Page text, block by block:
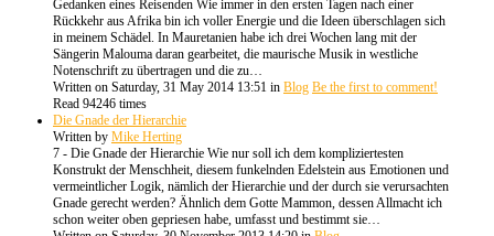
Gedanken eines Reisenden Wie immer in den ersten Tagen nach einer
Rückkehr aus Afrika bin ich voller Energie und die Ideen überschlagen sich
in meinem Schädel. In Mauretanien habe ich drei Wochen lang mit der
Sängerin Malouma daran gearbeitet, die maurische Musik in westliche
Notenschrift zu übertragen und die zu…
Written on Saturday, 31 May 2014 13:51 in Blog Be the first to comment!
Read 94246 times
Die Gnade der Hierarchie
Written by Mike Herting
7 - Die Gnade der Hierarchie Wie nur soll ich dem kompliziertesten
Konstrukt der Menschheit, diesem funkelnden Edelstein aus Emotionen und
vermeintlicher Logik, nämlich der Hierarchie und der durch sie verursachten
Gnade gerecht werden? Ähnlich dem Gotte Mammon, dessen Allmacht ich
schon weiter oben gepriesen habe, umfasst und bestimmt sie…